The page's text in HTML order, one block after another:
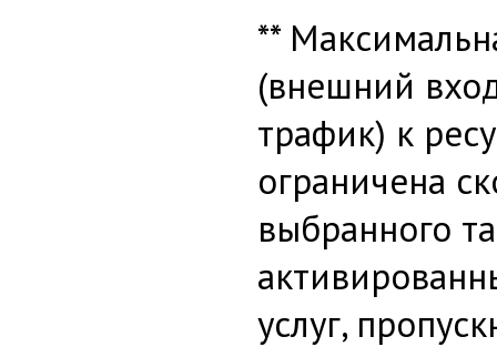
**
(внешний
трафик) к
ограничена
выбранного
услуг,